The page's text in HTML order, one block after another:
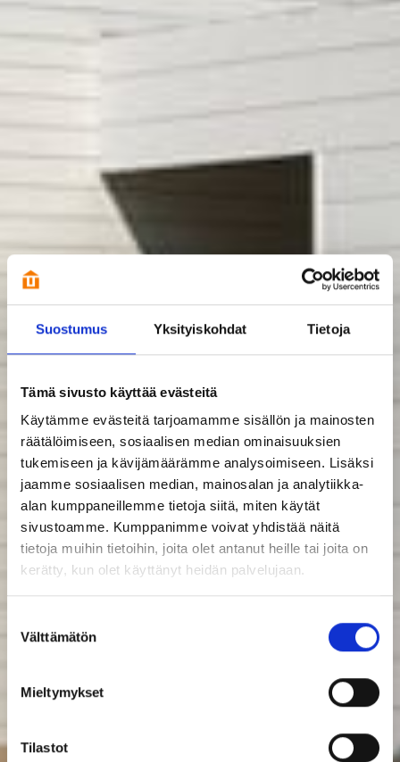
Suostumus Yksityiskohdat Tietoja
Tämä sivusto käyttää evästeitä
Käytämme evästeitä tarjoamamme sisällön ja mainosten
räätälöimiseen, sosiaalisen median ominaisuuksien
tukemiseen ja kävijämäärämme analysoimiseen. Lisäksi
jaamme sosiaalisen median, mainosalan ja analytiikka-
alan kumppaneillemme tietoja siitä, miten käytät
sivustoamme. Kumppanimme voivat yhdistää näitä
tietoja muihin tietoihin, joita olet antanut heille tai joita on
kerätty, kun olet käyttänyt heidän palvelujaan.
valinta
Välttämätön
Mieltymykset
Tilastot